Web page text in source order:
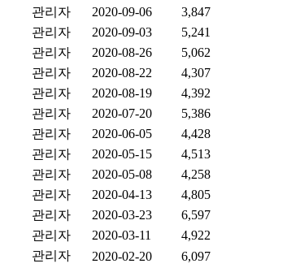
관리자 2020-09-06
3,847
관리자 2020-09-03
5,241
관리자 2020-08-26
5,062
관리자 2020-08-22
4,307
관리자 2020-08-19
4,392
관리자 2020-07-20
5,386
관리자 2020-06-05
4,428
관리자 2020-05-15
4,513
관리자 2020-05-08
4,258
관리자 2020-04-13
4,805
관리자 2020-03-23
6,597
관리자 2020-03-11
4,922
관리자 2020-02-20
6,097